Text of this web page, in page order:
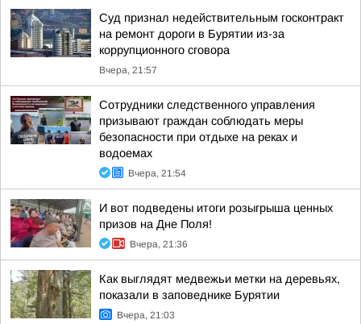
Суд признал недействительным госконтракт
на ремонт дороги в Бурятии из-за
коррупционного сговора
Вчера, 21:57
Сотрудники следственного управления
призывают граждан соблюдать меры
безопасности при отдыхе на реках и
водоемах
Вчера, 21:54
И вот подведены итоги розыгрыша ценных
призов на Дне Поля!
Вчера, 21:36
Как выглядят медвежьи метки на деревьях,
показали в заповеднике Бурятии
Вчера, 21:03